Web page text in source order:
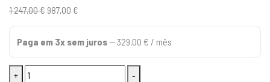
1 247,00€ O
original
987,00 €
atual
Paga em 3x sem juros—329,00 € / mês
+
Quantidade
-